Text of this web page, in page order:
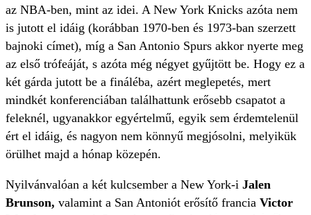
az NBA-ben, mint az idei. A New York Knicks azóta nem
is jutott el idáig (korábban 1970-ben és 1973-ban szerzett
bajnoki címet), míg a San Antonio Spurs akkor nyerte meg
az első trófeáját, s azóta még négyet gyűjtött be. Hogy ez a
két gárda jutott be a fináléba, azért meglepetés, mert
mindkét konferenciában találhattunk erősebb csapatot a
feleknél, ugyanakkor egyértelmű, egyik sem érdemtelenül
ért el idáig, és nagyon nem könnyű megjósolni, melyikük
örülhet majd a hónap közepén.
Nyilvánvalóan a két kulcsember a New York-i Jalen
Brunson, valamint a San Antoniót erősítő francia Victor